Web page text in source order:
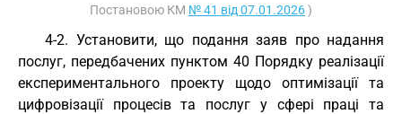
Постановою КМ № 41 від 07.01.2026)
4-2. Установити, що подання заяв про надання
послуг, передбачених пунктом 40 Порядку реалізації
експериментального проекту щодо оптимізації та
цифровізації процесів та послуг у сфері праці та